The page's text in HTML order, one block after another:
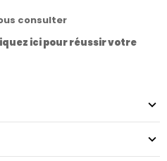
consulter
ici pour réussir votre